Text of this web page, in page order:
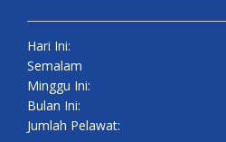
Hari Ini:
Semalam
Minggu Ini:
Bulan Ini:
Jumlah Pelawat: